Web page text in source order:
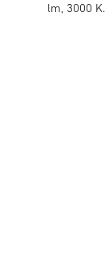
lm, 3000 K.